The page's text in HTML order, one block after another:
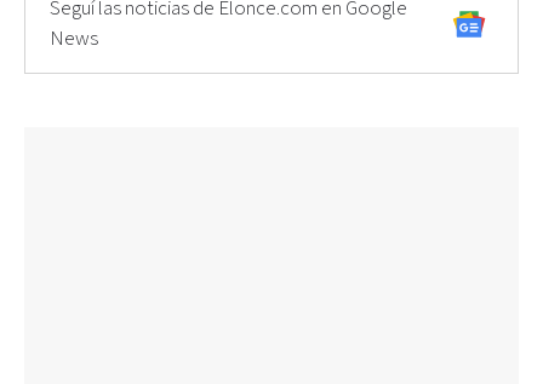
Seguí las noticias de Elonce.com en Google
News